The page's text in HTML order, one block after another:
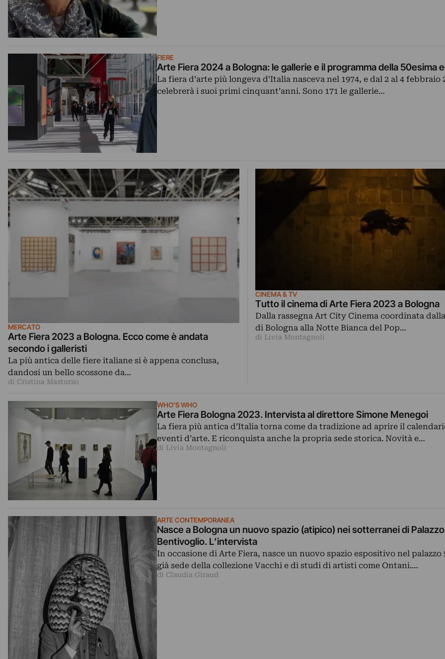
FIERE
Arte Fiera 2024 a Bologna: le gallerie e il programma della 50esima
La fiera d’arte più longeva d’Italia nasceva nel 1974, e dal 2 al 4 febbraio
celebrerà i suoi primi cinquant’anni. Sono 171 le gallerie…
MERCATO
Arte Fiera 2023 a Bologna. Ecco come è andata
secondo i galleristi
La più antica delle fiere italiane si è appena conclusa,
dandosi un bello scossone da…
di Cristina Masturzo
CINEMA & TV
Tutto il cinema di Arte Fiera 2023 a Bologna
Dalla rassegna Art City Cinema coordinata
di Bologna alla Notte Bianca del Pop…
di Livia Montagnoli
WHO'S WHO
Arte Fiera Bologna 2023. Intervista al direttore Simone Menegoi
La fiera più antica d’Italia torna come da tradizione ad aprire il
eventi d’arte. E riconquista anche la propria sede storica. Novità e…
di Livia Montagnoli
ARTE CONTEMPORANEA
Nasce a Bologna un nuovo spazio (atipico) nei sotterranei di Palazzo
Bentivoglio. L’intervista
In occasione di Arte Fiera, nasce un nuovo spazio espositivo nel palazzo
già sede della collezione Vacchi e di studi di artisti come Ontani.…
di Claudia Giraud